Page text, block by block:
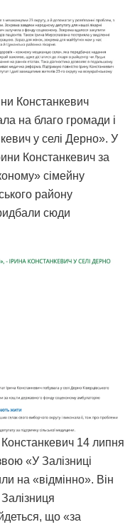
Констанкевич
на благо громади і
у селі Дерно». У
Констанкевич за
сімейну
району
сюди
14 липня
«У Залізниці
на «відмінно». Він
що «за